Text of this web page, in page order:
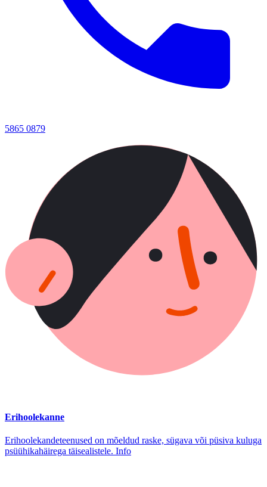
5865 0879
Erihoolekanne
Erihoolekandeteenused on mõeldud raske, sügava või püsiva kuluga
psüühikahäirega täisealistele. Info